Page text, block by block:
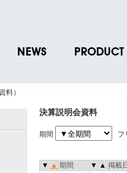
NEWS
スリリース
PRODUCT
ノベルティグッ
お取引先様 会員
料）
決算説明会資料
期間 フ
▼ ▲ 期間 ▼ ▲ 掲載